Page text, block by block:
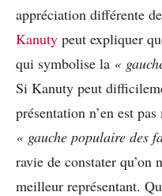
appréciation différente
Kanuty peut expliquer
qui symbolise la «
Si Kanuty peut
présentation n’en est
« gauche populaire des
ravie de constater qu’on
meilleur représentant.